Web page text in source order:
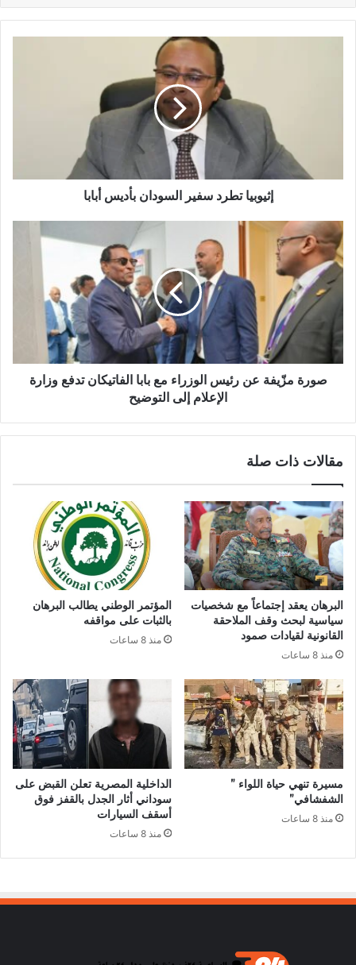
إثيوبيا تطرد سفير السودان بأديس أبابا
صورة
مزّيفة
عن
رئيس
الوزراء
الفاتيكان
تدفع
وزارة
التوضيح
صورة مزّيفة عن رئيس الوزراء مع بابا الفاتيكان تدفع وزارة
الإعلام إلى التوضيح
مقالات ذات صلة
البرهان يعقد إجتماعاً مع شخصيات
سياسية لبحث وقف الملاحقة
القانونية لقيادات صمود
منذ 8 ساعات
المؤتمر الوطني يطالب البرهان
بالثبات على مواقفه
منذ 8 ساعات
مسيرة تنهي حياة اللواء ”
الشفشافي”
منذ 8 ساعات
الداخلية المصرية تعلن القبض على
سوداني أثار الجدل بالقفز فوق
أسقف السيارات
منذ 8 ساعات